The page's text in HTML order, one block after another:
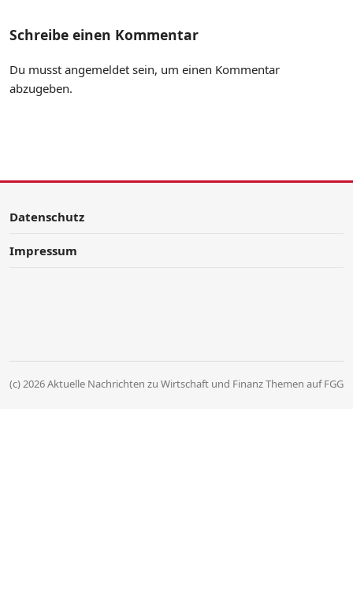
Schreibe einen Kommentar
Du musst angemeldet sein, um einen Kommentar
abzugeben.
Datenschutz
Impressum
(c) 2026 Aktuelle Nachrichten zu Wirtschaft und Finanz Themen auf FGG